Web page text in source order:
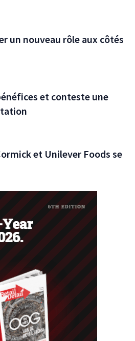
un nouveau rôle aux côtés
et conteste une
et Unilever Foods se